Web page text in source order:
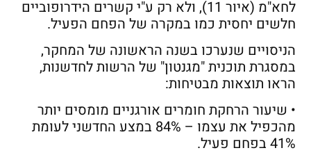
לחא"מ (איור 11), ולא רק ע"י קשרים הידרופוביים
חלשים יחסית כמו במקרה של הפחם הפעיל.
הניסויים שנערכו בשנה הראשונה של המחקר,
במסגרת תוכנית "מגנטון" של הרשות לחדשנות,
הראו תוצאות מבטיחות:
• שיעור הרחקת חומרים אורגניים מומסים יותר
מהכפיל את עצמו – 84% במצע החדשני לעומת
41% בפחם פעיל.